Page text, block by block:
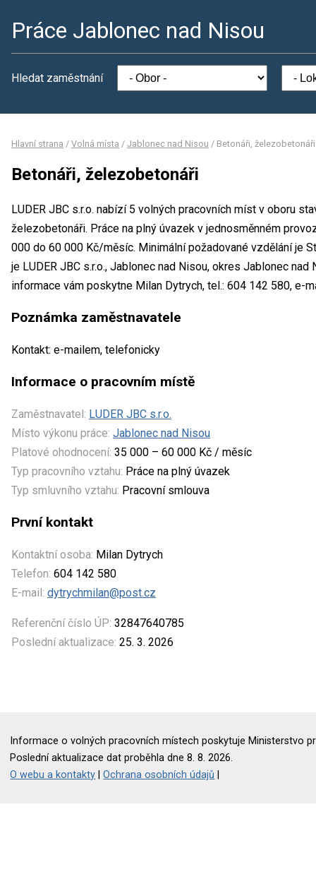
Práce Jablonec nad Nisou
Hledat zaměstnání
Hlavní strana / Volná místa / Jablonec nad Nisou / Betonáři, železobetonáři
Betonáři, železobetonáři
LUDER JBC s.r.o. nabízí 5 volných pracovních míst v oboru
železobetonáři. Práce na plný úvazek v jednosměnném
000 do 60 000 Kč/měsíc. Minimální požadované vzdělání je
je LUDER JBC s.r.o., Jablonec nad Nisou, okres Jablonec
informace vám poskytne Milan Dytrych, tel.: 604 142 580, e-
Poznámka zaměstnavatele
Kontakt: e-mailem, telefonicky
Informace o pracovním místě
Zaměstnavatel: LUDER JBC s.r.o.
Místo výkonu práce: Jablonec nad Nisou
Platové ohodnocení: 35 000 – 60 000 Kč / měsíc
Typ pracovního vztahu: Práce na plný úvazek
Typ smluvního vztahu: Pracovní smlouva
První kontakt
Kontaktní osoba: Milan Dytrych
Telefon: 604 142 580
E-mail: dytrychmilan@post.cz
Referenční číslo ÚP: 32847640785
Poslední aktualizace: 25. 3. 2026
Informace o volných pracovních místech poskytuje Ministerstvo
Poslední aktualizace dat proběhla dne 8. 8. 2026.
O webu a kontakty |Ochrana osobních údajů